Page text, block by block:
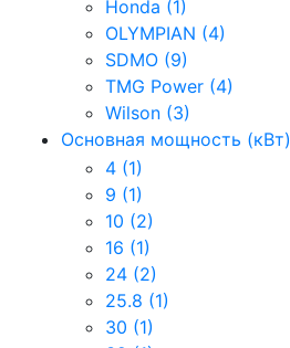
Honda (1)
OLYMPIAN (4)
SDMO (9)
TMG Power (4)
Wilson (3)
Основная мощность (кВт)
4 (1)
9 (1)
10 (2)
16 (1)
24 (2)
25.8 (1)
30 (1)